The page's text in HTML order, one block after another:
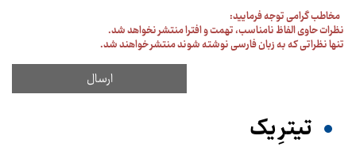
مخاطب گرامی توجه فرمایید:
نظرات حاوی الفاظ نامناسب، تهمت و افترا منتشر نخواهد شد.
تنها نظراتی که به زبان فارسی نوشته شوند منتشر خواهند شد.
تیترِ یک